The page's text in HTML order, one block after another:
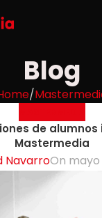
Blog
de
Mastermedia
NavarroOn mayo